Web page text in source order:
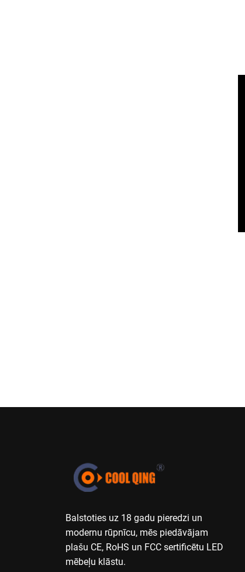
Balstoties uz 18 gadu pieredzi un
modernu rūpnīcu, mēs piedāvājam
plašu CE, RoHS un FCC sertificētu LED
mēbeļu klāstu.